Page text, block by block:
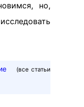
но,
(все статьи